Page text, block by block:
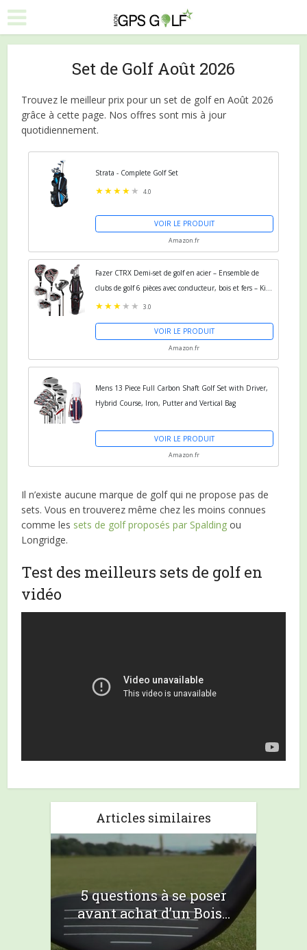
Set de Golf Août 2026
Trouvez le meilleur prix pour un set de golf en Août 2026
grâce à cette page. Nos offres sont mis à jour
quotidiennement.
Strata - Complete Golf Set
4.0
VOIR LE PRODUIT
Amazon.fr
Fazer CTRX Demi-set de golf en acier – Ensemble de
clubs de golf 6 pièces avec conducteur, bois et fers – Kit
de démarrage complet avec sac de support et...
3.0
VOIR LE PRODUIT
Amazon.fr
Mens 13 Piece Full Carbon Shaft Golf Set with Driver,
Hybrid Course, Iron, Putter and Vertical Bag
VOIR LE PRODUIT
Amazon.fr
Il n’existe aucune marque de golf qui ne propose pas de
sets. Vous en trouverez même chez les moins connues
comme les sets de golf proposés par Spalding ou
Longridge.
Test des meilleurs sets de golf en
vidéo
Articles similaires
5 questions à se poser
avant achat d’un Bois...